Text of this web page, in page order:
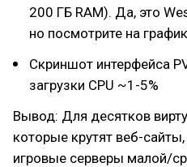
200 ГБ RAM). Да, это
но посмотрите на
Скриншот интерфейса
загрузки CPU ~1-5%
Вывод: Для десятков
которые крутят веб-
игровые серверы малой/